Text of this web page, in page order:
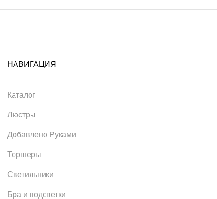
НАВИГАЦИЯ
Каталог
Люстры
Добавлено Руками
Торшеры
Светильники
Бра и подсветки